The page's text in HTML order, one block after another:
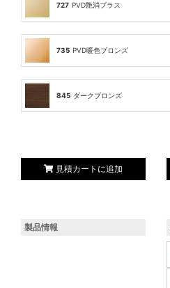
727 PVD艶消ブラス
735 PVD暖色ブロンズ
845 ダークブロンズ
見積カートに追加
製品情報